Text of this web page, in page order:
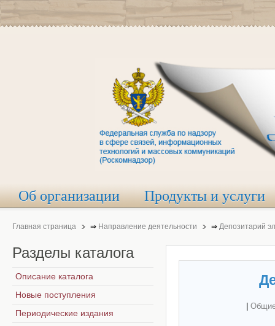
Об организации Продукты и услуги
Главная страница ⇒ Направление деятельности ⇒ Депозитарий
Разделы каталога
Описание каталога
Новые поступления
Периодические издания